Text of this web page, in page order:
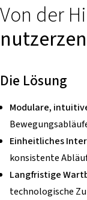
Von der
Die Lösung
Modulare,
Einheitliches
konsistente
Langfristige
technologische